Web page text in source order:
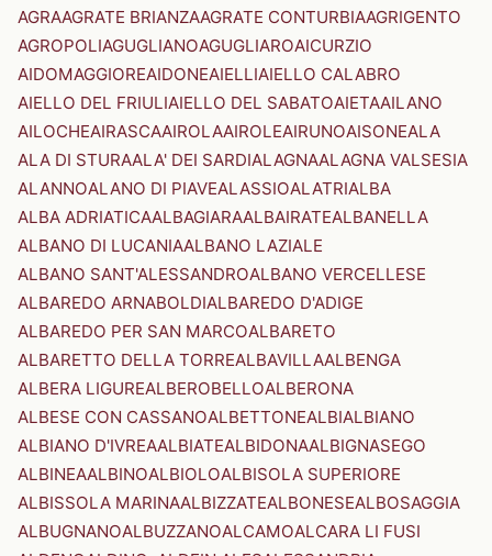
AGRAAGRATE BRIANZAAGRATE CONTURBIAAGRIGENTO
AGROPOLIAGUGLIANOAGUGLIAROAICURZIO
AIDOMAGGIOREAIDONEAIELLIAIELLO CALABRO
AIELLO DEL FRIULIAIELLO DEL SABATOAIETAAILANO
AILOCHEAIRASCAAIROLAAIROLEAIRUNOAISONEALA
ALA DI STURAALA' DEI SARDIALAGNAALAGNA VALSESIA
ALANNOALANO DI PIAVEALASSIOALATRIALBA
ALBA ADRIATICAALBAGIARAALBAIRATEALBANELLA
ALBANO DI LUCANIAALBANO LAZIALE
ALBANO SANT'ALESSANDROALBANO VERCELLESE
ALBAREDO ARNABOLDIALBAREDO D'ADIGE
ALBAREDO PER SAN MARCOALBARETO
ALBARETTO DELLA TORREALBAVILLAALBENGA
ALBERA LIGUREALBEROBELLOALBERONA
ALBESE CON CASSANOALBETTONEALBIALBIANO
ALBIANO D'IVREAALBIATEALBIDONAALBIGNASEGO
ALBINEAALBINOALBIOLOALBISOLA SUPERIORE
ALBISSOLA MARINAALBIZZATEALBONESEALBOSAGGIA
ALBUGNANOALBUZZANOALCAMOALCARA LI FUSI